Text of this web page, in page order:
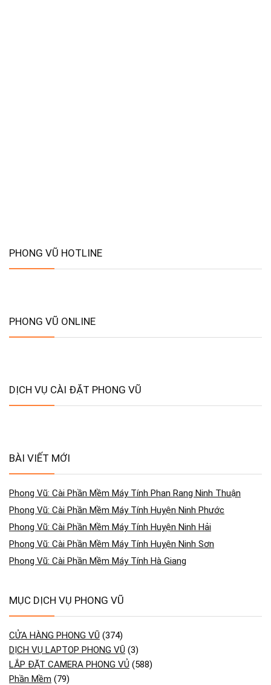
PHONG VŨ HOTLINE
PHONG VŨ ONLINE
DỊCH VỤ CÀI ĐẶT PHONG VŨ
BÀI VIẾT MỚI
Phong Vũ: Cài Phần Mềm Máy Tính Phan Rang Ninh Thuận
Phong Vũ: Cài Phần Mềm Máy Tính Huyện Ninh Phước
Phong Vũ: Cài Phần Mềm Máy Tính Huyện Ninh Hải
Phong Vũ: Cài Phần Mềm Máy Tính Huyện Ninh Sơn
Phong Vũ: Cài Phần Mềm Máy Tính Hà Giang
MỤC DỊCH VỤ PHONG VŨ
CỬA HÀNG PHONG VŨ (374)
DỊCH VỤ LAPTOP PHONG VŨ (3)
LẮP ĐẶT CAMERA PHONG VỦ (588)
Phần Mềm (79)